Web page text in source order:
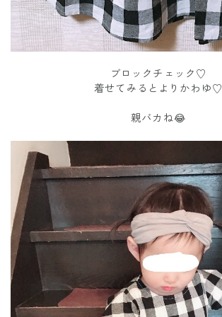
ブロックチェック♡
着せてみるとよりかわゆ♡
親バカね😂